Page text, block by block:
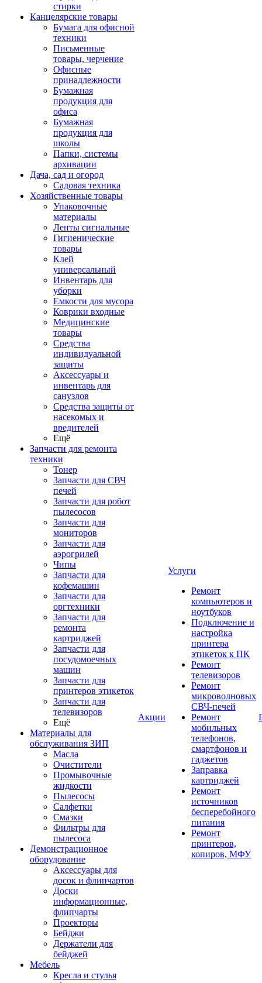
стирки
Канцелярские товары
Бумага для офисной
техники
Письменные
товары, черчение
Офисные
принадлежности
Бумажная
продукция для
офиса
Бумажная
продукция для
школы
Папки, системы
архивации
Дача, сад и огород
Садовая техника
Хозяйственные товары
Упаковочные
материалы
Ленты сигнальные
Гигиенические
товары
Клей
универсальный
Инвентарь для
уборки
Емкости для мусора
Коврики входные
Медицинские
товары
Средства
индивидуальной
защиты
Аксессуары и
инвентарь для
санузлов
Средства защиты от
насекомых и
вредителей
Ещё
Запчасти для ремонта
техники
Тонер
Запчасти для СВЧ
печей
Запчасти для робот
пылесосов
Запчасти для
мониторов
Запчасти для
аэрогрилей
Чипы
Запчасти для
кофемашин
Запчасти для
оргтехники
Запчасти для
ремонта
картриджей
Запчасти для
посудомоечных
машин
Запчасти для
принтеров этикеток
Запчасти для
телевизоров
Ещё
Материалы для
обслуживания ЗИП
Масла
Очистители
Промывочные
жидкости
Пылесосы
Салфетки
Смазки
Фильтры для
пылесоса
Демонстрационное
оборудование
Аксессуары для
досок и флипчартов
Доски
информационные,
флипчарты
Проекторы
Бейджи
Держатели для
бейджей
Мебель
Кресла и стулья
Акции
Услуги
Ремонт
компьютеров и
ноутбуков
Подключение и
настройка
принтера
этикеток к ПК
Ремонт
телевизоров
Ремонт
микроволновых
СВЧ-печей
Ремонт
мобильных
телефонов,
смартфонов и
гаджетов
Заправка
картриджей
Ремонт
источников
бесперебойного
питания
Ремонт
принтеров,
копиров, МФУ